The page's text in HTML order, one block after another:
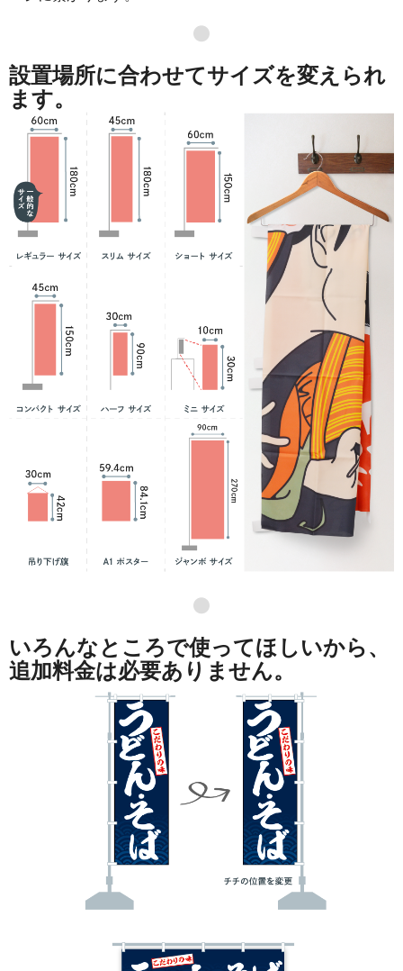
50 868 43400
●
設置場所に合わせてサイズを変えられ
ます。
●
いろんなところで使ってほしいから、
追加料金は必要ありません。